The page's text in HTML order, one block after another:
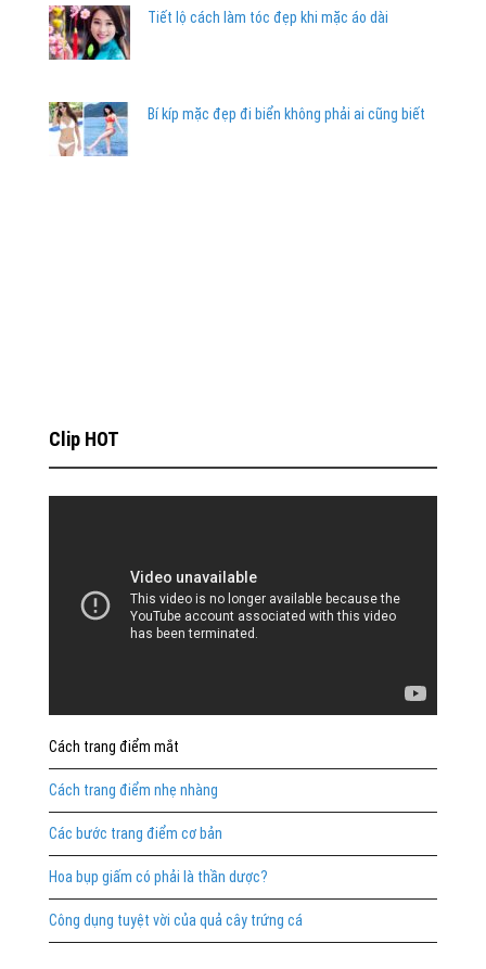
Tiết lộ cách làm tóc đẹp khi mặc áo dài
Bí kíp mặc đẹp đi biển không phải ai cũng biết
Clip HOT
Cách trang điểm mắt
Cách trang điểm nhẹ nhàng
Các bước trang điểm cơ bản
Hoa bụp giấm có phải là thần dược?
Công dụng tuyệt vời của quả cây trứng cá